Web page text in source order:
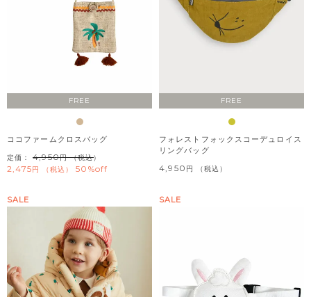
FREE
ココファームクロスバッグ
定価： 4,950 （税込）
2,475 税込 50%off
FREE
フォレストフォックスコーデュロイス
リングバッグ
4,950 税込
SALE SALE